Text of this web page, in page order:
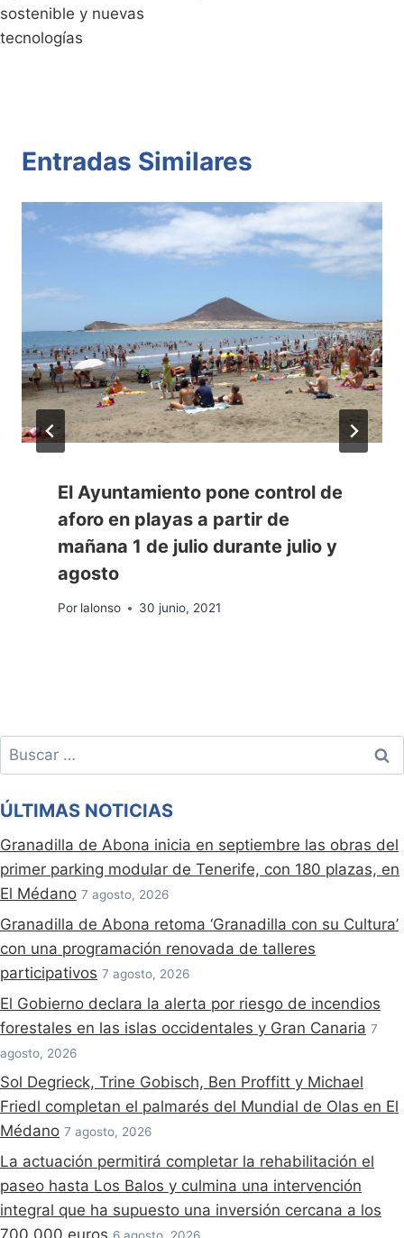
sostenible y nuevas
tecnologías
Entradas Similares
El Ayuntamiento pone control de
aforo en playas a partir de
mañana 1 de julio durante julio y
agosto
Por lalonso 30 junio, 2021
Buscar:
ÚLTIMAS NOTICIAS
Granadilla de Abona inicia en septiembre las obras del
primer parking modular de Tenerife, con 180 plazas, en
El Médano 7 agosto, 2026
Granadilla de Abona retoma ‘Granadilla con su Cultura’
con una programación renovada de talleres
participativos 7 agosto, 2026
El Gobierno declara la alerta por riesgo de incendios
forestales en las islas occidentales y Gran Canaria 7
agosto, 2026
Sol Degrieck, Trine Gobisch, Ben Proffitt y Michael
Friedl completan el palmarés del Mundial de Olas en El
Médano 7 agosto, 2026
La actuación permitirá completar la rehabilitación el
paseo hasta Los Balos y culmina una intervención
integral que ha supuesto una inversión cercana a los